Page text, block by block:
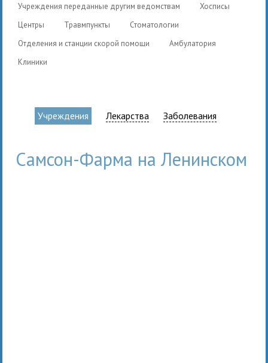
Учреждения переданные другим ведомствам
Хосписы
Центры
Травмпункты
Стоматологии
Отделения и станции скорой помощи
Амбулатория
Клиники
Учреждения Лекарства Заболевания
Самсон-Фарма на Ленинском